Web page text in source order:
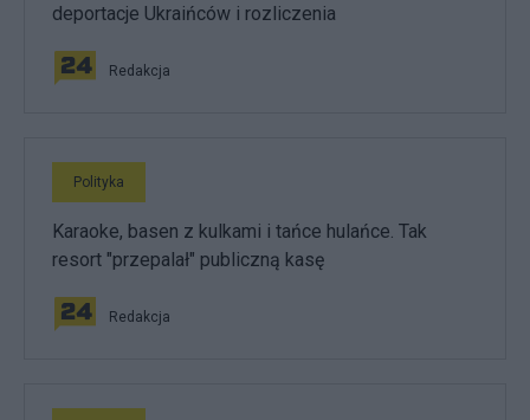
deportacje Ukraińców i rozliczenia
Redakcja
Polityka
Karaoke, basen z kulkami i tańce hulańce. Tak
resort "przepalał" publiczną kasę
Redakcja